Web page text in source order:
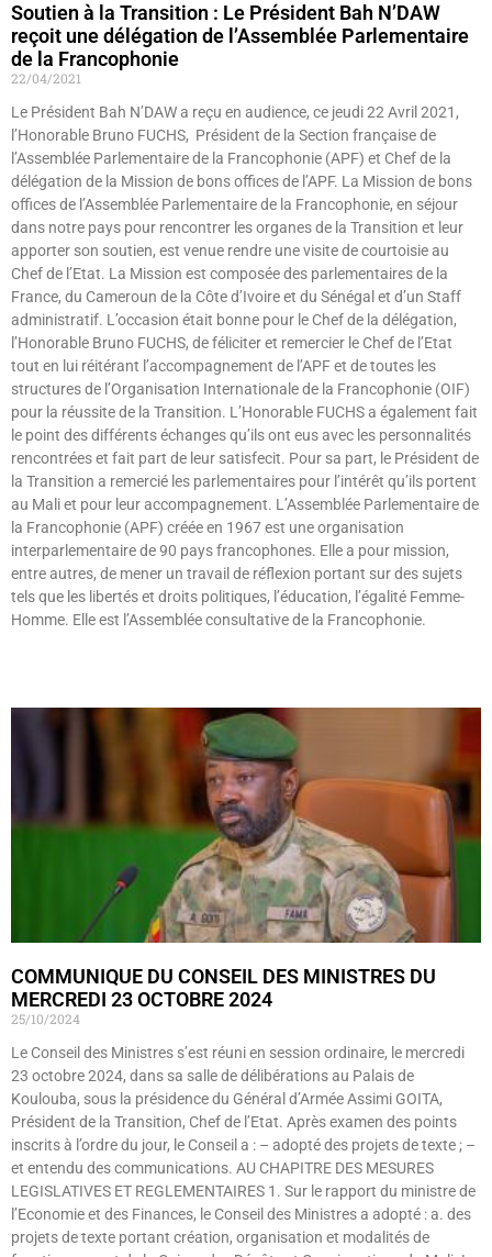
Soutien à la Transition : Le Président Bah N’DAW
reçoit une délégation de l’Assemblée Parlementaire
de la Francophonie
22/04/2021
Le Président Bah N’DAW a reçu en audience, ce jeudi 22 Avril 2021,
l’Honorable Bruno FUCHS, Président de la Section française de
l’Assemblée Parlementaire de la Francophonie (APF) et Chef de la
délégation de la Mission de bons offices de l’APF. La Mission de bons
offices de l’Assemblée Parlementaire de la Francophonie, en séjour
dans notre pays pour rencontrer les organes de la Transition et leur
apporter son soutien, est venue rendre une visite de courtoisie au
Chef de l’Etat. La Mission est composée des parlementaires de la
France, du Cameroun de la Côte d’Ivoire et du Sénégal et d’un Staff
administratif. L’occasion était bonne pour le Chef de la délégation,
l’Honorable Bruno FUCHS, de féliciter et remercier le Chef de l’Etat
tout en lui réitérant l’accompagnement de l’APF et de toutes les
structures de l’Organisation Internationale de la Francophonie (OIF)
pour la réussite de la Transition. L’Honorable FUCHS a également fait
le point des différents échanges qu’ils ont eus avec les personnalités
rencontrées et fait part de leur satisfecit. Pour sa part, le Président de
la Transition a remercié les parlementaires pour l’intérêt qu’ils portent
au Mali et pour leur accompagnement. L’Assemblée Parlementaire de
la Francophonie (APF) créée en 1967 est une organisation
interparlementaire de 90 pays francophones. Elle a pour mission,
entre autres, de mener un travail de réflexion portant sur des sujets
tels que les libertés et droits politiques, l’éducation, l’égalité Femme-
Homme. Elle est l’Assemblée consultative de la Francophonie.
COMMUNIQUE DU CONSEIL DES MINISTRES DU
MERCREDI 23 OCTOBRE 2024
25/10/2024
Le Conseil des Ministres s’est réuni en session ordinaire, le mercredi
23 octobre 2024, dans sa salle de délibérations au Palais de
Koulouba, sous la présidence du Général d’Armée Assimi GOITA,
Président de la Transition, Chef de l’Etat. Après examen des points
inscrits à l’ordre du jour, le Conseil a : – adopté des projets de texte ; –
et entendu des communications. AU CHAPITRE DES MESURES
LEGISLATIVES ET REGLEMENTAIRES 1. Sur le rapport du ministre de
l’Economie et des Finances, le Conseil des Ministres a adopté : a. des
projets de texte portant création, organisation et modalités de